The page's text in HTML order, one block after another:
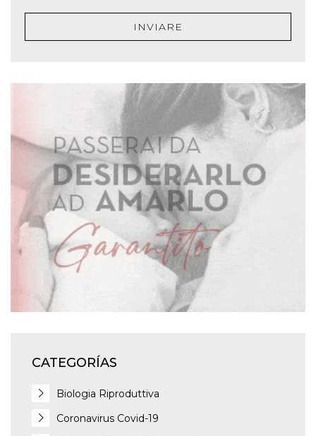
INVIARE
CATEGORÍAS
Biologia Riproduttiva
Coronavirus Covid-19